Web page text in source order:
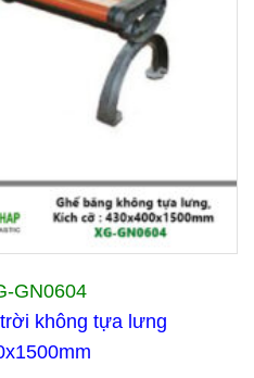
GN0604
không tựa lưng